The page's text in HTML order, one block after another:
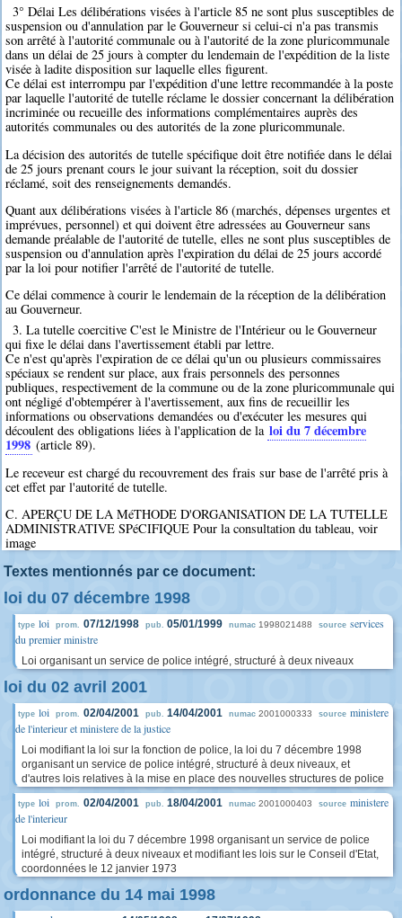
3° Délai Les délibérations visées à l'article 85 ne sont plus susceptibles de
suspension ou d'annulation par le Gouverneur si celui-ci n'a pas transmis
son arrêté à l'autorité communale ou à l'autorité de la zone pluricommunale
dans un délai de 25 jours à compter du lendemain de l'expédition de la liste
visée à ladite disposition sur laquelle elles figurent.
Ce délai est interrompu par l'expédition d'une lettre recommandée à la poste
par laquelle l'autorité de tutelle réclame le dossier concernant la délibération
incriminée ou recueille des informations complémentaires auprès des
autorités communales ou des autorités de la zone pluricommunale.
La décision des autorités de tutelle spécifique doit être notifiée dans le délai
de 25 jours prenant cours le jour suivant la réception, soit du dossier
réclamé, soit des renseignements demandés.
Quant aux délibérations visées à l'article 86 (marchés, dépenses urgentes et
imprévues, personnel) et qui doivent être adressées au Gouverneur sans
demande préalable de l'autorité de tutelle, elles ne sont plus susceptibles de
suspension ou d'annulation après l'expiration du délai de 25 jours accordé
par la loi pour notifier l'arrêté de l'autorité de tutelle.
Ce délai commence à courir le lendemain de la réception de la délibération
au Gouverneur.
3. La tutelle coercitive C'est le Ministre de l'Intérieur ou le Gouverneur
qui fixe le délai dans l'avertissement établi par lettre.
Ce n'est qu'après l'expiration de ce délai qu'un ou plusieurs commissaires
spéciaux se rendent sur place, aux frais personnels des personnes
publiques, respectivement de la commune ou de la zone pluricommunale qui
ont négligé d'obtempérer à l'avertissement, aux fins de recueillir les
informations ou observations demandées ou d'exécuter les mesures qui
découlent des obligations liées à l'application de la loi du 7 décembre
1998 (article 89).
Le receveur est chargé du recouvrement des frais sur base de l'arrêté pris à
cet effet par l'autorité de tutelle.
C. APERÇU DE LA MéTHODE D'ORGANISATION DE LA TUTELLE
ADMINISTRATIVE SPéCIFIQUE Pour la consultation du tableau, voir
image
Textes mentionnés par ce document:
loi du 07 décembre 1998
type loi prom. 07/12/1998 pub. 05/01/1999 numac 1998021488 source services
du premier ministre
Loi organisant un service de police intégré, structuré à deux niveaux
loi du 02 avril 2001
type loi prom. 02/04/2001 pub. 14/04/2001 numac 2001000333 source ministere
de l'interieur et ministere de la justice
Loi modifiant la loi sur la fonction de police, la loi du 7 décembre 1998
organisant un service de police intégré, structuré à deux niveaux, et
d'autres lois relatives à la mise en place des nouvelles structures de police
type loi prom. 02/04/2001 pub. 18/04/2001 numac 2001000403 source ministere
de l'interieur
Loi modifiant la loi du 7 décembre 1998 organisant un service de police
intégré, structuré à deux niveaux et modifiant les lois sur le Conseil d'Etat,
coordonnées le 12 janvier 1973
ordonnance du 14 mai 1998